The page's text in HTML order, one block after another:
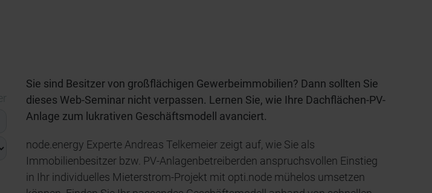
Sie sind Besitzer von großflächigen Gewerbeimmobilien? Dann sollten Sie
dieses Web-Seminar nicht verpassen. Lernen Sie, wie Ihre Dachflächen-PV-
Anlage zum lukrativen Geschäftsmodell avanciert.
node.energy Experte Andreas Telkemeier zeigt auf, wie Sie als
Immobilienbesitzer bzw. PV-Anlagenbetreiberden anspruchsvollen Einstieg
in Ihr individuelles Mieterstrom-Projekt mit opti.node mühelos umsetzen